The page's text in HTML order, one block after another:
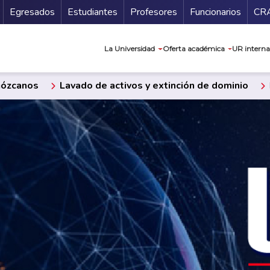
Secundario
Egresados Estudiantes Profesores Funcionarios
La Universidad Oferta académica UR
Lavado de activos y extinción de dominio